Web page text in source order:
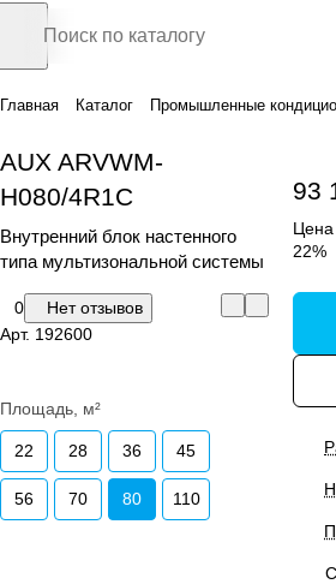
Главная Каталог Промышленные
AUX ARVWM-
H080/4R1C
Внутренний блок настенного
типа мультизональной системы
0
Нет отзывов
Арт. 192600
Площадь, м²
22 28 36 45
56 70 80 110
93
Цена
22%